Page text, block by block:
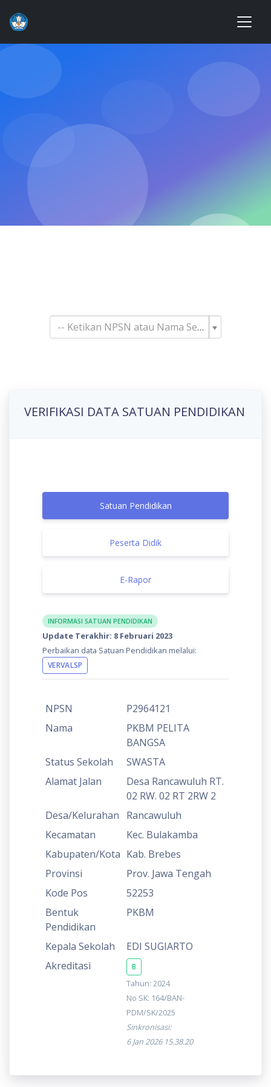
-- Ketikan NPSN atau Nama Sekolah--
VERIFIKASI DATA SATUAN PENDIDIKAN
Satuan Pendidikan
Peserta Didik
E-Rapor
INFORMASI SATUAN PENDIDIKAN
Update Terakhir: 8 Februari 2023
Perbaikan data Satuan Pendidikan melalui:
VERVALSP
NPSN
P2964121
Nama
PKBM PELITA
BANGSA
Status Sekolah
SWASTA
Alamat Jalan
Desa Rancawuluh RT.
02 RW. 02 RT 2RW 2
Desa/Kelurahan
Rancawuluh
Kecamatan
Kec. Bulakamba
Kabupaten/Kota Kab. Brebes
Provinsi
Prov. Jawa Tengah
Kode Pos
52253
Bentuk
Pendidikan
PKBM
Kepala Sekolah
EDI SUGIARTO
Akreditasi
B
Tahun: 2024
No SK: 164/BAN-
PDM/SK/2025
Sinkronisasi:
6 Jan 2026 15.38.20